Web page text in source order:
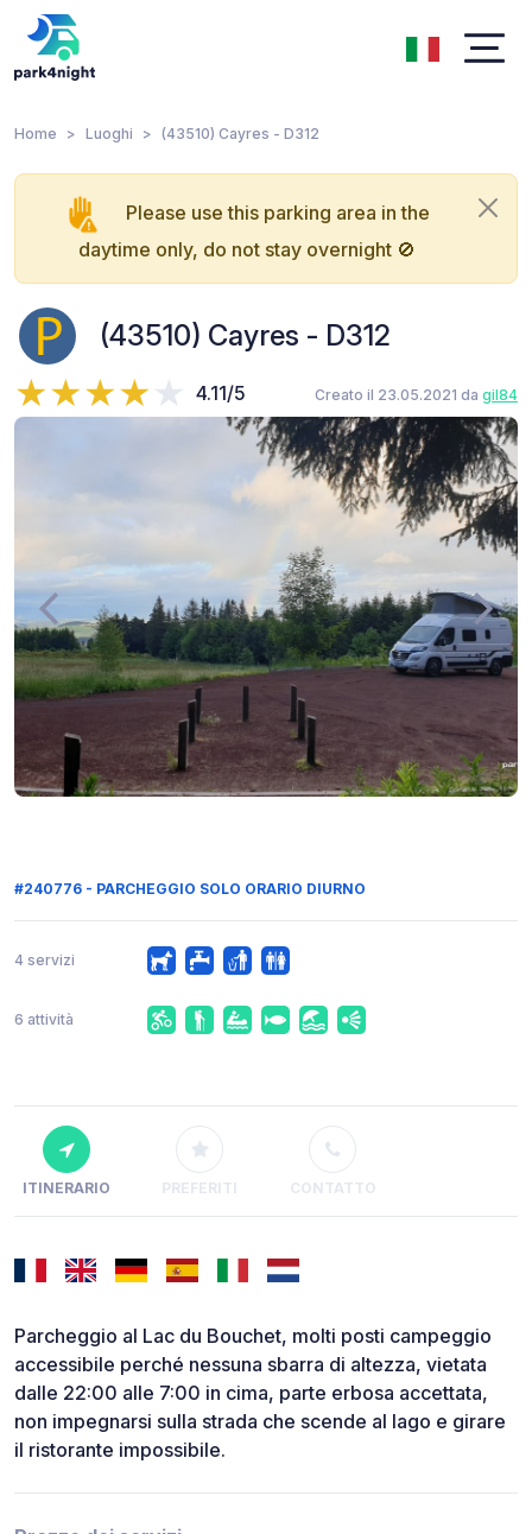
Home Luoghi (43510) Cayres - D312
Please use this parking area in the
daytime only, do not stay overnight 🚫
(43510) Cayres - D312
4.11/5 Creato il 23.05.2021 da gil84
#240776 - PARCHEGGIO SOLO ORARIO DIURNO
4 servizi
6 attività
ITINERARIO PREFERITI CONTATTO
Parcheggio al Lac du Bouchet, molti posti campeggio
accessibile perché nessuna sbarra di altezza, vietata
dalle 22:00 alle 7:00 in cima, parte erbosa accettata,
non impegnarsi sulla strada che scende al lago e girare
il ristorante impossibile.